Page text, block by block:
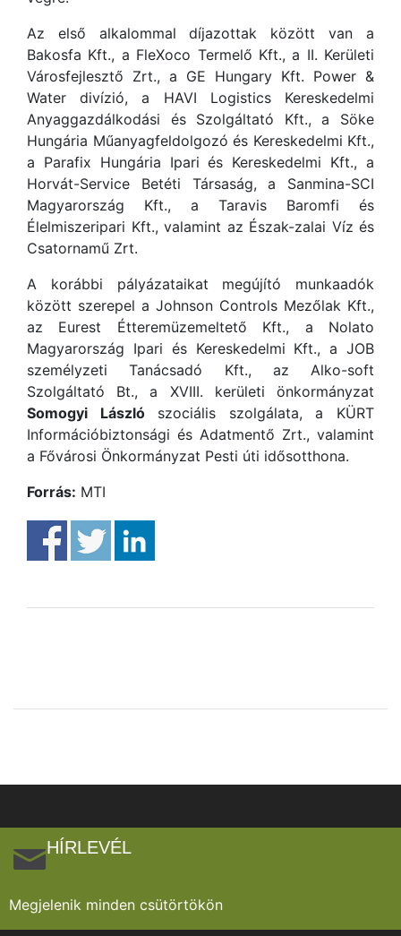
Az első alkalommal díjazottak között van a
Bakosfa Kft., a FleXoco Termelő Kft., a II. Kerületi
Városfejlesztő Zrt., a GE Hungary Kft. Power &
Water divízió, a HAVI Logistics Kereskedelmi
Anyaggazdálkodási és Szolgáltató Kft., a Söke
Hungária Műanyagfeldolgozó és Kereskedelmi Kft.,
a Parafix Hungária Ipari és Kereskedelmi Kft., a
Horvát-Service Betéti Társaság, a Sanmina-SCI
Magyarország Kft., a Taravis Baromfi és
Élelmiszeripari Kft., valamint az Észak-zalai Víz és
Csatornamű Zrt.
A korábbi pályázataikat megújító munkaadók
között szerepel a Johnson Controls Mezőlak Kft.,
az Eurest Étteremüzemeltető Kft., a Nolato
Magyarország Ipari és Kereskedelmi Kft., a JOB
személyzeti Tanácsadó Kft., az Alko-soft
Szolgáltató Bt., a XVIII. kerületi önkormányzat
Somogyi Lászlószociális szolgálata, a KÜRT
Információbiztonsági és Adatmentő Zrt., valamint
a Fővárosi Önkormányzat Pesti úti idősotthona.
Forrás: MTI
HÍRLEVÉL
Megjelenik minden csütörtökön